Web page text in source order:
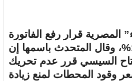
المصرية قرار رفع الفاتورة
بنسبة تصل إلى 19%، وقال المتحدث باسمها إن
السيسي قرر عدم تحريك
وقود المحطات لمنع زيادة